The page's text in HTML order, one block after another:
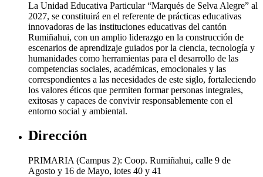
La Unidad Educativa Particular “Marqués de Selva Alegre” al
2027, se constituirá en el referente de prácticas educativas
innovadoras de las instituciones educativas del cantón
Rumiñahui, con un amplio liderazgo en la construcción de
escenarios de aprendizaje guiados por la ciencia, tecnología y
humanidades como herramientas para el desarrollo de las
competencias sociales, académicas, emocionales y las
correspondientes a las necesidades de este siglo, fortaleciendo
los valores éticos que permiten formar personas integrales,
exitosas y capaces de convivir responsablemente con el
entorno social y ambiental.
Dirección
PRIMARIA (Campus 2): Coop. Rumiñahui, calle 9 de
Agosto y 16 de Mayo, lotes 40 y 41